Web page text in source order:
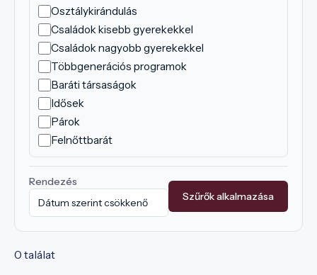
Osztálykirándulás
Családok kisebb gyerekekkel
Családok nagyobb gyerekekkel
Többgenerációs programok
Baráti társaságok
Idősek
Párok
Felnőttbarát
Rendezés
Szűrők alkalmazása
0 találat